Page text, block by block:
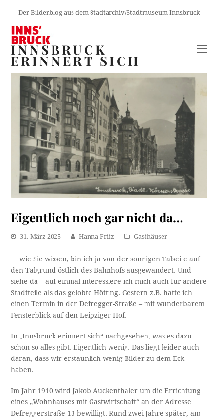
Der Bilderblog aus dem Stadtarchiv/Stadtmuseum Innsbruck
INNSBRUCK
ERINNERT SICH
Eigentlich noch gar nicht da…
31. März 2025 Hanna Fritz Gasthäuser
… wie Sie wissen, bin ich ja von der sonnigen Talseite auf
den Talgrund östlich des Bahnhofs ausgewandert. Und
siehe da – auf einmal interessiere ich mich auch für andere
Stadtteile als das gelobte Hötting. Gestern z.B. hatte ich
einen Termin in der Defregger-Straße – mit wunderbarem
Fensterblick auf den Leipziger Hof.
In „Innsbruck erinnert sich“ nachgesehen, was es dazu
schon so alles gibt. Eigentlich wenig. Das liegt leider auch
daran, dass wir erstaunlich wenig Bilder zu dem Eck
haben.
Im Jahr 1910 wird Jakob Auckenthaler um die Errichtung
eines „Wohnhauses mit Gastwirtschaft“ an der Adresse
Defreggerstraße 13 bewilligt. Rund zwei Jahre später, am